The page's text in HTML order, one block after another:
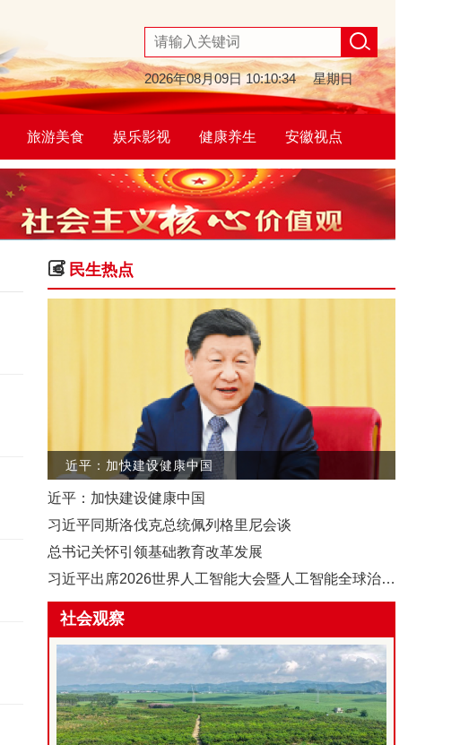
2026年08月09日 10:10:35 星期日
旅游美食 娱乐影视 健康养生 安徽视点
民生热点
近平：加快建设健康中国
近平：加快建设健康中国
习近平同斯洛伐克总统佩列格里尼会谈
总书记关怀引领基础教育改革发展
习近平出席2026世界人工智能大会暨人工智能全球治理高级别会议开幕式并发表主旨讲话
社会观察